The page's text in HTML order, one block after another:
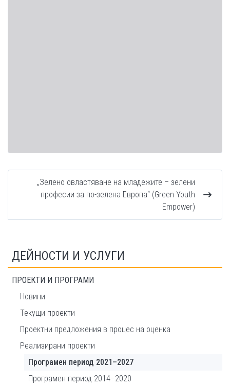
„Зелено овластяване на младежите – зелени
професии за по-зелена Европа“ (Green Youth
Empower)
ДЕЙНОСТИ И УСЛУГИ
ПРОЕКТИ И ПРОГРАМИ
Новини
Текущи проекти
Проектни предложения в процес на оценка
Реализирани проекти
Програмен период 2021–2027
Програмен период 2014–2020